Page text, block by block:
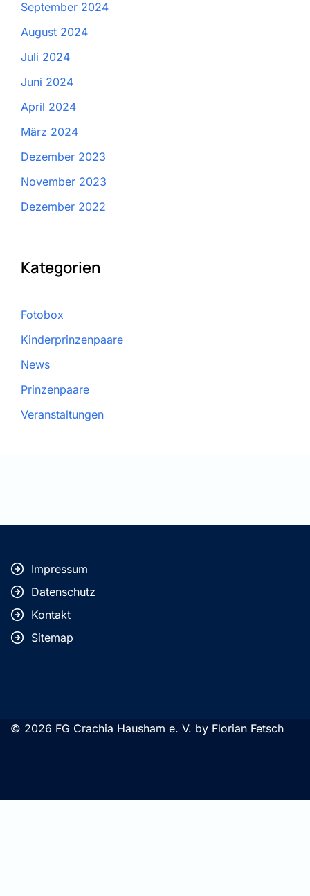
September 2024
August 2024
Juli 2024
Juni 2024
April 2024
März 2024
Dezember 2023
November 2023
Dezember 2022
Kategorien
Fotobox
Kinderprinzenpaare
News
Prinzenpaare
Veranstaltungen
Impressum
Datenschutz
Kontakt
Sitemap
© 2026 FG Crachia Hausham e. V. by Florian Fetsch